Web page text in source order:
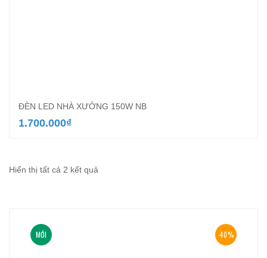
ĐÈN LED NHÀ XƯỞNG 150W NB
1.700.000₫
Hiển thị tất cả 2 kết quả
-40%
MỚI